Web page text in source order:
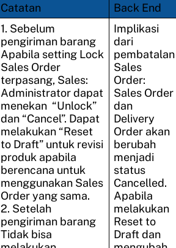
Catatan
Back End
1. Sebelum
pengiriman barang
Apabila setting Lock
Sales Order
terpasang, Sales:
Administrator dapat
menekan “Unlock”
dan “Cancel”. Dapat
melakukan “Reset
to Draft” untuk revisi
produk apabila
berencana untuk
menggunakan Sales
Order yang sama.
2. Setelah
pengiriman barang
Tidak bisa
Implikasi
dari
pembatalan
Sales
Order:
Sales Order
dan
Delivery
Order akan
berubah
menjadi
status
Cancelled.
Apabila
melakukan
Reset to
Draft dan